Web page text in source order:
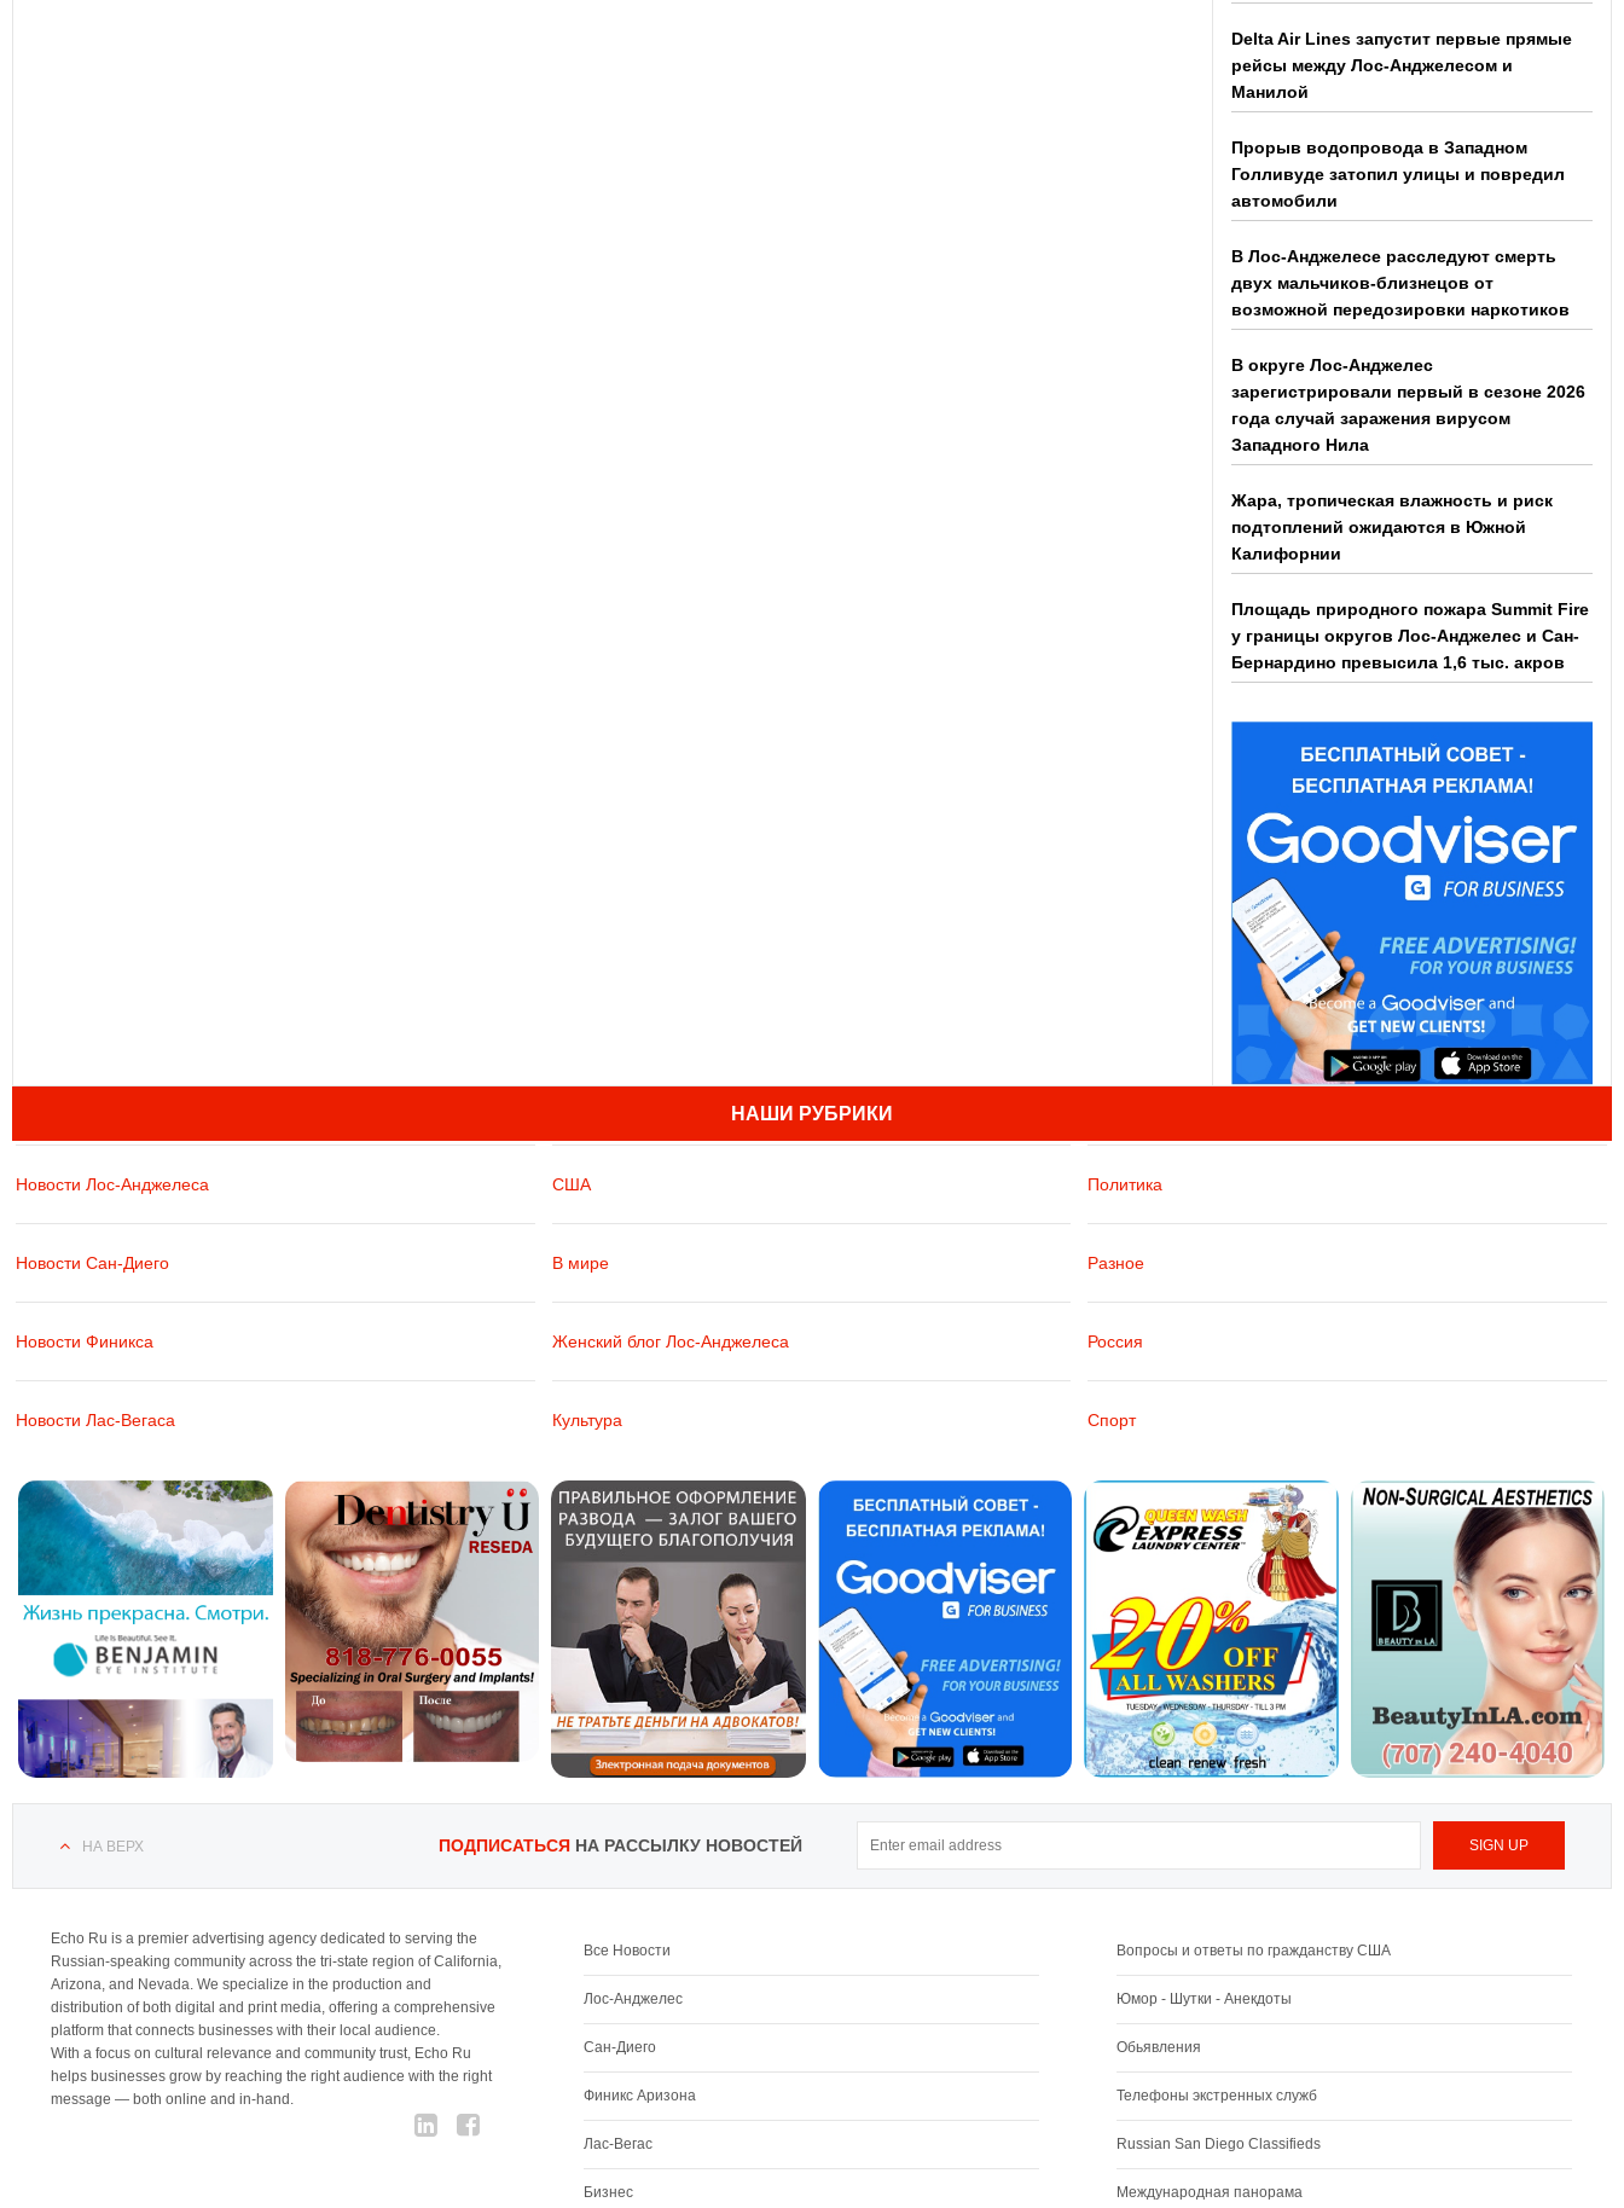
Delta Air Lines запустит первые прямые
рейсы между Лос-Анджелесом и
Манилой
Прорыв водопровода в Западном
Голливуде затопил улицы и повредил
автомобили
В Лос-Анджелесе расследуют смерть
двух мальчиков-близнецов от
возможной передозировки наркотиков
В округе Лос-Анджелес
зарегистрировали первый в сезоне 2026
года случай заражения вирусом
Западного Нила
Жара, тропическая влажность и риск
подтоплений ожидаются в Южной
Калифорнии
Площадь природного пожара Summit Fire
у границы округов Лос-Анджелес и Сан-
Бернардино превысила 1,6 тыс. акров
НАШИ РУБРИКИ
Новости Лос-Анджелеса
Новости Сан-Диего
Новости Финикса
Новости Лас-Вегаса
США
В мире
Женский блог Лос-Анджелеса
Культура
Политика
Разное
Россия
Спорт
НА ВЕРХ ПОДПИСАТЬСЯНА РАССЫЛКУ НОВОСТЕЙ
Echo Ru is a premier advertising agency dedicated to serving the
Russian-speaking community across the tri-state region of California,
Arizona, and Nevada. We specialize in the production and
distribution of both digital and print media, offering a comprehensive
platform that connects businesses with their local audience.
With a focus on cultural relevance and community trust, Echo Ru
helps businesses grow by reaching the right audience with the right
message — both online and in-hand.
Все Новости
Лос-Анджелес
Сан-Диего
Финикс Аризона
Лас-Вегас
Бизнес
Вопросы и ответы по гражданству США
Юмор - Шутки - Анекдоты
Обьявления
Телефоны экстренных служб
Russian San Diego Classifieds
Международная панорама